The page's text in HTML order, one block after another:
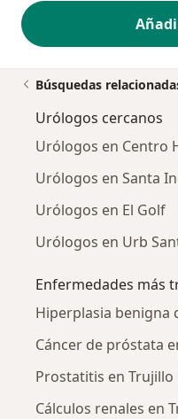
Búsquedas
Urólogos cercanos
Urólogos en Centro
Urólogos en Santa
Urólogos en El Golf
Urólogos en Urb
Enfermedades más
Hiperplasia benigna
Cáncer de próstata
Prostatitis en Trujillo
Cálculos renales en